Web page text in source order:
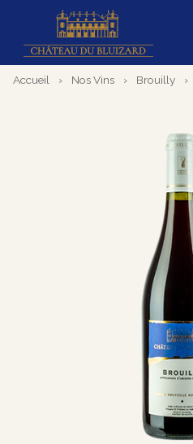
contenu
Accueil › Nos Vins › Brouilly ›